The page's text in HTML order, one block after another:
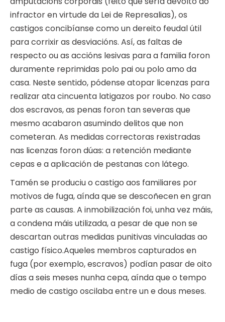
infractor en virtude da Lei de Represalias), os
castigos concibíanse como un dereito feudal útil
para corrixir as desviacións. Así, as faltas de
respecto ou as accións lesivas para a familia foron
duramente reprimidas polo pai ou polo amo da
casa. Neste sentido, pódense atopar licenzas para
realizar ata cincuenta latigazos por roubo. No caso
dos escravos, as penas foron tan severas que
mesmo acabaron asumindo delitos que non
cometeran. As medidas correctoras rexistradas
nas licenzas foron dúas: a retención mediante
cepas e a aplicación de pestanas con látego.
Tamén se produciu o castigo aos familiares por
motivos de fuga, aínda que se descoñecen en gran
parte as causas. A inmobilización foi, unha vez máis,
a condena máis utilizada, a pesar de que non se
descartan outras medidas punitivas vinculadas ao
castigo físico.Aqueles membros capturados en
fuga (por exemplo, escravos) podían pasar de oito
días a seis meses nunha cepa, aínda que o tempo
medio de castigo oscilaba entre un e dous meses.